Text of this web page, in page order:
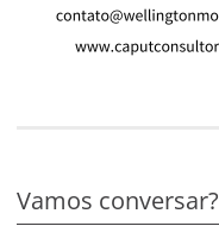
Vamos conversar?